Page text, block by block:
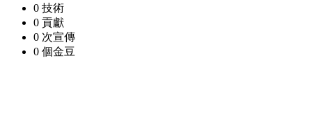
0 技術
0 貢獻
0 次宣傳
0 個金豆